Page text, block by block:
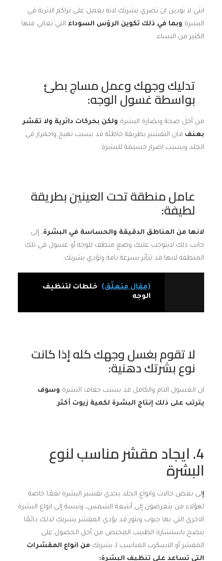
انتي لا تودين ان تضري بشرتك لانه يعمل على تراكم الاتربة في
البشرة وبما في ذلك تكوين الرؤس السوداء التي تعاني منها
الكثير من النساء.
تدليك وجهك وعمل مساج بطئ
بواسطة غسول الوجه:
من أجل صحة ونضارة البشرة ولكن بحركات دائرية ولا تقشر
بعنف فان التقشير بطريقة خاطئة قد يسبب تهيج واحمرار في
الجلد ويسبب اضرار جسيمة للبشرة.
عامل منطقة تحت العينين بطريقة
لطيفة:
لانها من المناطق الدقيقة والحساسة في البشرة، إلى
جانب ذلك لايتوجب عليك وضع منظف للوجه أو غسول في تلك
المنطقة لانها قد تتأثر بسرعة تامة وتؤذي بشرتك.
(مقال متعلّق)
خلطات لتنظيف
الوجه
لا تقوم بغسل وجهك كله إذا كانت
نوع بشرتك دهنية:
ان الغسول التام والكامل قد يسبب جفاف البشرة وسوف
يترتب على ذلك إنتاج البشرة لكمية زيوت أكثر.
4. ايجاد مقشر مناسب لنوع
البشرة
إلى بعض حالات وانواع الجلد يجدي تقشير البشرة نفعًا خاصة
لهؤلاء من يتعرضون إلى أشعة الشمس، ونسبة إلى انواع البشرة
الاخري التي بها حبوب وبثور قد يؤذي المقشر بشرتك لذلك دائمًا
ينصح باستشارة الطبيب المختص من أجل الحصول على
المقشر أو الاسكرب المناسب لـ بشرتك من انواع المقشرات
التي تساعد على تنظيف البشرة: